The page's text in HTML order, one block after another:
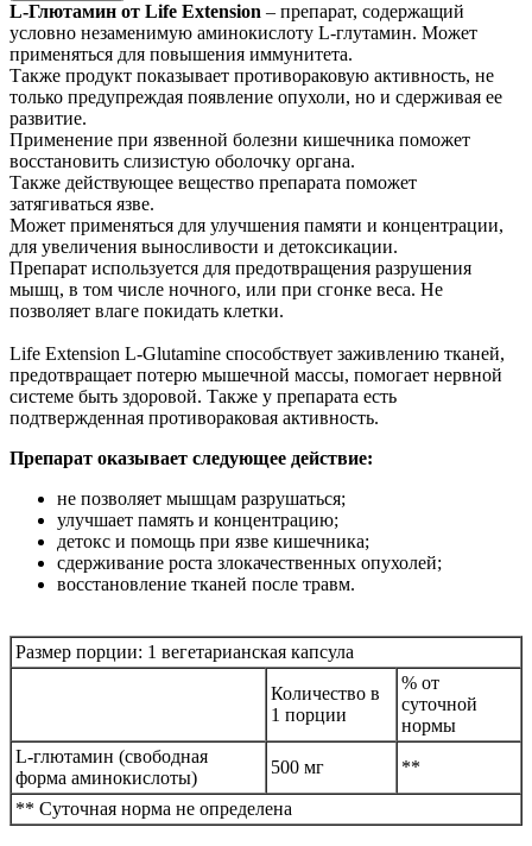
L-Глютамин от Life Extension – препарат, содержащий
условно незаменимую аминокислоту L-глутамин. Может
применяться для повышения иммунитета.
Также продукт показывает противораковую активность, не
только предупреждая появление опухоли, но и сдерживая ее
развитие.
Применение при язвенной болезни кишечника поможет
восстановить слизистую оболочку органа.
Также действующее вещество препарата поможет
затягиваться язве.
Может применяться для улучшения памяти и концентрации,
для увеличения выносливости и детоксикации.
Препарат используется для предотвращения разрушения
мышц, в том числе ночного, или при сгонке веса. Не
позволяет влаге покидать клетки.
Life Extension L-Glutamine способствует заживлению тканей,
предотвращает потерю мышечной массы, помогает нервной
системе быть здоровой. Также у препарата есть
подтвержденная противораковая активность.
Препарат оказывает следующее действие:
не позволяет мышцам разрушаться;
улучшает память и концентрацию;
детокс и помощь при язве кишечника;
сдерживание роста злокачественных опухолей;
восстановление тканей после травм.
Размер порции: 1 вегетарианская капсула
Количество в
1 порции
% от
суточной
нормы
L-глютамин (свободная
форма аминокислоты)
500 мг **
** Суточная норма не определена